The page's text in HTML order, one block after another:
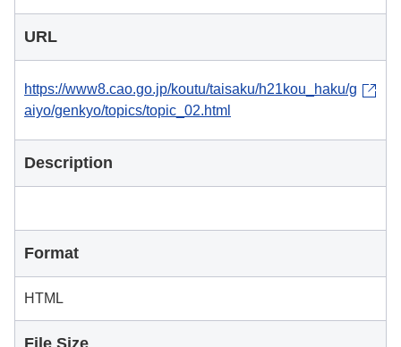
URL
https://www8.cao.go.jp/koutu/taisaku/h21kou_haku/g
aiyo/genkyo/topics/topic_02.html
Description
Format
HTML
File Size